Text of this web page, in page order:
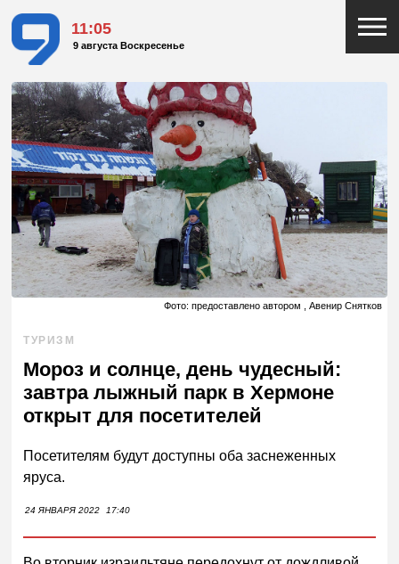
11:05
9 августа Воскресенье
Фото: предоставлено автором , Авенир Снятков
ТУРИЗМ
Мороз и солнце, день чудесный:
завтра лыжный парк в Хермоне
открыт для посетителей
Посетителям будут доступны оба заснеженных
яруса.
24 ЯНВАРЯ 2022 17:40